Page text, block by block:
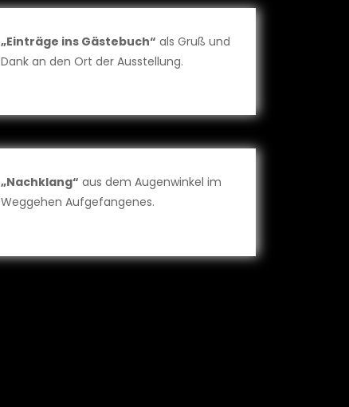
„Einträge ins Gästebuch“ als Gruß und
Dank an den Ort der Ausstellung.
„Nachklang“ aus dem Augenwinkel im
Weggehen Aufgefangenes.